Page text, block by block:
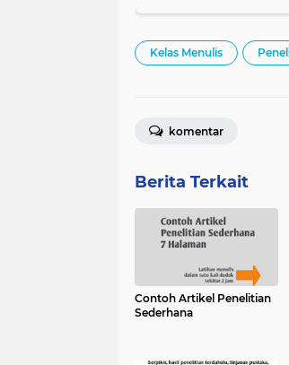
Kelas Menulis
komentar
Berita Terkait
Contoh Artikel Penelitian
Sederhana